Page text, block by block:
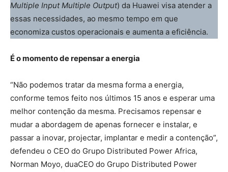
Multiple Input Multiple Output) da Huawei visa atender a
essas necessidades, ao mesmo tempo em que
economiza custos operacionais e aumenta a eficiência.
É o momento de repensar a energia
“Não podemos tratar da mesma forma a energia,
conforme temos feito nos últimos 15 anos e esperar uma
melhor contenção da mesma. Precisamos repensar e
mudar a abordagem de apenas fornecer e instalar, e
passar a inovar, projectar, implantar e medir a contenção”,
defendeu o CEO do Grupo Distributed Power Africa,
Norman Moyo, duaCEO do Grupo Distributed Power